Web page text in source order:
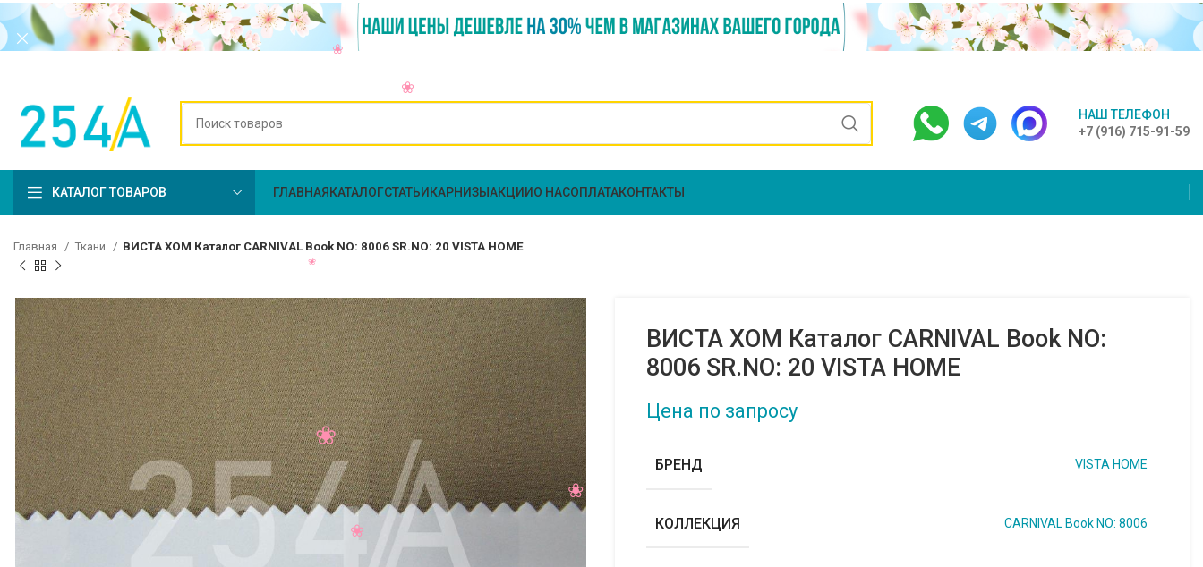
НАШ ТЕЛЕФОН
+7 (916) 715-91-59
КАТАЛОГ ТОВАРОВ ГЛАВНАЯ КАТАЛОГСТАТЬИ КАРНИЗЫ АКЦИИ О НАСОПЛАТАКОНТАКТЫ
Главная Ткани ВИСТА ХОМ Каталог CARNIVAL Book NO: 8006 SR.NO: 20 VISTA HOME
ВИСТА ХОМ Каталог CARNIVAL Book NO:
8006 SR.NO: 20 VISTA HOME
Цена по запросу
БРЕНД VISTA HOME
КОЛЛЕКЦИЯ CARNIVAL Book NO: 8006